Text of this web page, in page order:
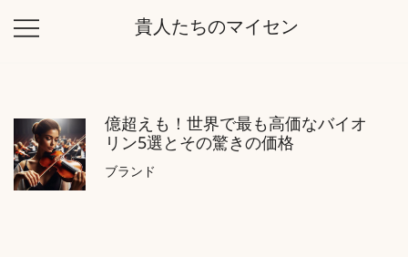
貴人たちのマイセン
億超えも！世界で最も高価なバイオ
リン5選とその驚きの価格
ブランド